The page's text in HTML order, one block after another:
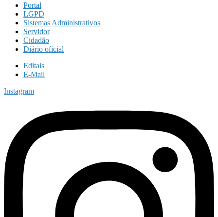
Portal
LGPD
Sistemas Administrativos
Servidor
Cidadão
Diário oficial
Editais
E-Mail
Instagram